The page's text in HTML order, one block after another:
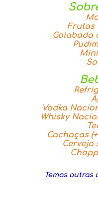
Frutas
Goiabada
Vodka
Whisky
Cachaças
Cerveja
Temos outras